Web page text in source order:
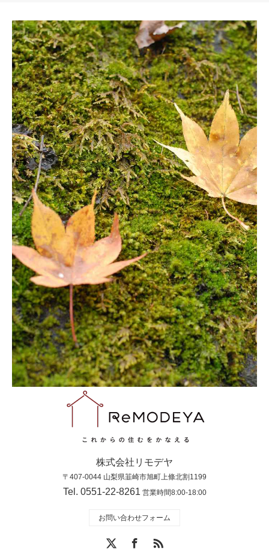
株式会社リモデヤ
〒407-0044 山梨県韮崎市旭町上條北割1199
Tel. 0551-22-8261 営業時間8:00-18:00
お問い合わせフォーム
RSS